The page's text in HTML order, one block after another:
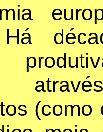
Há
(como